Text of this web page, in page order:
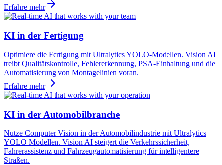
Erfahre mehr
KI in der Fertigung
Optimiere die Fertigung mit Ultralytics YOLO-Modellen. Vision AI
treibt Qualitätskontrolle, Fehlererkennung, PSA-Einhaltung und die
Automatisierung von Montagelinien voran.
Erfahre mehr
KI in der Automobilbranche
Nutze Computer Vision in der Automobilindustrie mit Ultralytics
YOLO Modellen. Vision AI steigert die Verkehrssicherheit,
Fahrerassistenz und Fahrzeugautomatisierung für intelligentere
Straßen.